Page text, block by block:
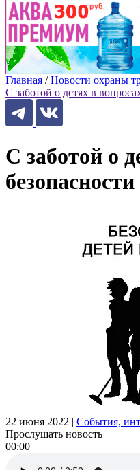
Главная / Новости охраны
С заботой о детях в
С заботой о
безопасности
22 июня 2022 | События,
Прослушать новость
00:00